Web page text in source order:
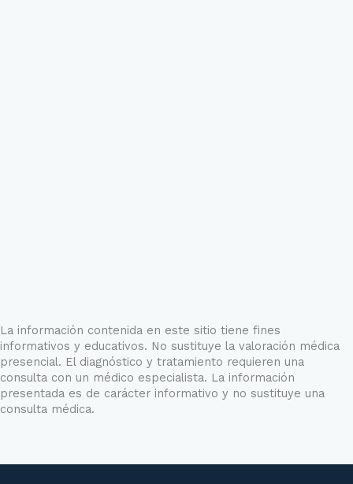
La información contenida en este sitio tiene fines
informativos y educativos. No sustituye la valoración médica
presencial. El diagnóstico y tratamiento requieren una
consulta con un médico especialista. La información
presentada es de carácter informativo y no sustituye una
consulta médica.